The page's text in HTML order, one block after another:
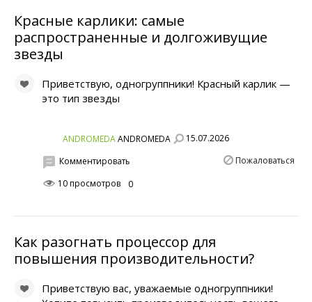
Красные карлики: самые
распространенные и долгоживущие
звезды
Приветствую, одногруппники! Красный карлик —
это тип звезды
ANDROMEDAANDROMEDA
15.07.2026
Пожаловаться
Комментировать
10 просмотров
0
Как разогнать процессор для
повышения производительности?
Приветствую вас, уважаемые одногруппники!